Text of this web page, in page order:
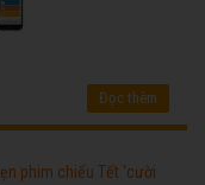
Đọc thêm
phim chiếu Tết 'cười